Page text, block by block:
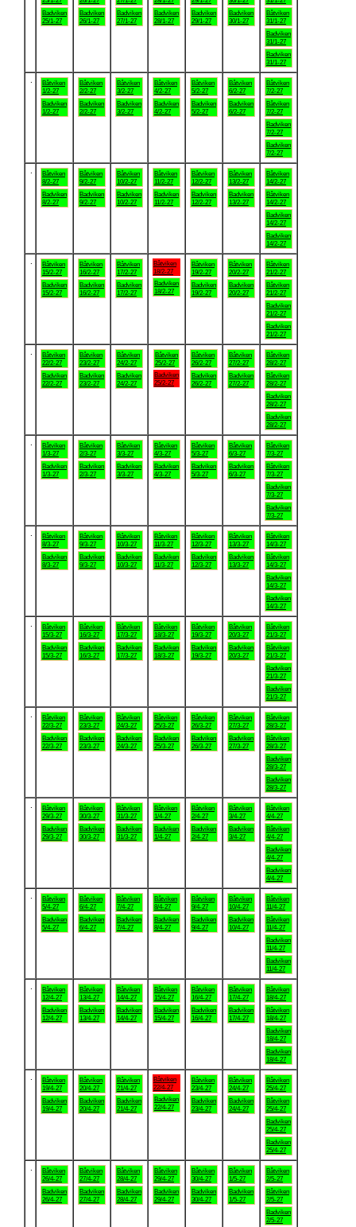
Badviken
25/1-27
Badviken
26/1-27
Badviken
27/1-27
Badviken
28/1-27
Badviken
29/1-27
Badviken
30/1-27
Båtviken
31/1-27
Badviken
31/1-27
Badviken
31/1-27
Båtviken
1/2-27
Badviken
1/2-27
Båtviken
2/2-27
Badviken
2/2-27
Båtviken
3/2-27
Badviken
3/2-27
Båtviken
4/2-27
Badviken
4/2-27
Båtviken
5/2-27
Badviken
5/2-27
Båtviken
6/2-27
Badviken
6/2-27
Båtviken
7/2-27
Båtviken
7/2-27
Badviken
7/2-27
Badviken
7/2-27
Båtviken
8/2-27
Badviken
8/2-27
Båtviken
9/2-27
Badviken
9/2-27
Båtviken
10/2-27
Badviken
10/2-27
Båtviken
11/2-27
Badviken
11/2-27
Båtviken
12/2-27
Badviken
12/2-27
Båtviken
13/2-27
Badviken
13/2-27
Båtviken
14/2-27
Båtviken
14/2-27
Badviken
14/2-27
Badviken
14/2-27
Båtviken
15/2-27
Badviken
15/2-27
Båtviken
16/2-27
Badviken
16/2-27
Båtviken
17/2-27
Badviken
17/2-27
Båtviken
18/2-27
Badviken
18/2-27
Båtviken
19/2-27
Badviken
19/2-27
Båtviken
20/2-27
Badviken
20/2-27
Båtviken
21/2-27
Båtviken
21/2-27
Badviken
21/2-27
Badviken
21/2-27
Båtviken
22/2-27
Badviken
22/2-27
Båtviken
23/2-27
Badviken
23/2-27
Båtviken
24/2-27
Badviken
24/2-27
Båtviken
25/2-27
Badviken
25/2-27
Båtviken
26/2-27
Badviken
26/2-27
Båtviken
27/2-27
Badviken
27/2-27
Båtviken
28/2-27
Båtviken
28/2-27
Badviken
28/2-27
Badviken
28/2-27
Båtviken
1/3-27
Badviken
1/3-27
Båtviken
2/3-27
Badviken
2/3-27
Båtviken
3/3-27
Badviken
3/3-27
Båtviken
4/3-27
Badviken
4/3-27
Båtviken
5/3-27
Badviken
5/3-27
Båtviken
6/3-27
Badviken
6/3-27
Båtviken
7/3-27
Båtviken
7/3-27
Badviken
7/3-27
Badviken
7/3-27
Båtviken
8/3-27
Badviken
8/3-27
Båtviken
9/3-27
Badviken
9/3-27
Båtviken
10/3-27
Badviken
10/3-27
Båtviken
11/3-27
Badviken
11/3-27
Båtviken
12/3-27
Badviken
12/3-27
Båtviken
13/3-27
Badviken
13/3-27
Båtviken
14/3-27
Båtviken
14/3-27
Badviken
14/3-27
Badviken
14/3-27
Båtviken
15/3-27
Badviken
15/3-27
Båtviken
16/3-27
Badviken
16/3-27
Båtviken
17/3-27
Badviken
17/3-27
Båtviken
18/3-27
Badviken
18/3-27
Båtviken
19/3-27
Badviken
19/3-27
Båtviken
20/3-27
Badviken
20/3-27
Båtviken
21/3-27
Båtviken
21/3-27
Badviken
21/3-27
Badviken
21/3-27
Båtviken
22/3-27
Badviken
22/3-27
Båtviken
23/3-27
Badviken
23/3-27
Båtviken
24/3-27
Badviken
24/3-27
Båtviken
25/3-27
Badviken
25/3-27
Båtviken
26/3-27
Badviken
26/3-27
Båtviken
27/3-27
Badviken
27/3-27
Båtviken
28/3-27
Båtviken
28/3-27
Badviken
28/3-27
Badviken
28/3-27
Båtviken
29/3-27
Badviken
29/3-27
Båtviken
30/3-27
Badviken
30/3-27
Båtviken
31/3-27
Badviken
31/3-27
Båtviken
1/4-27
Badviken
1/4-27
Båtviken
2/4-27
Badviken
2/4-27
Båtviken
3/4-27
Badviken
3/4-27
Båtviken
4/4-27
Båtviken
4/4-27
Badviken
4/4-27
Badviken
4/4-27
Båtviken
5/4-27
Badviken
5/4-27
Båtviken
6/4-27
Badviken
6/4-27
Båtviken
7/4-27
Badviken
7/4-27
Båtviken
8/4-27
Badviken
8/4-27
Båtviken
9/4-27
Badviken
9/4-27
Båtviken
10/4-27
Badviken
10/4-27
Båtviken
11/4-27
Båtviken
11/4-27
Badviken
11/4-27
Badviken
11/4-27
Båtviken
12/4-27
Badviken
12/4-27
Båtviken
13/4-27
Badviken
13/4-27
Båtviken
14/4-27
Badviken
14/4-27
Båtviken
15/4-27
Badviken
15/4-27
Båtviken
16/4-27
Badviken
16/4-27
Båtviken
17/4-27
Badviken
17/4-27
Båtviken
18/4-27
Båtviken
18/4-27
Badviken
18/4-27
Badviken
18/4-27
Båtviken
19/4-27
Badviken
19/4-27
Båtviken
20/4-27
Badviken
20/4-27
Båtviken
21/4-27
Badviken
21/4-27
Båtviken
22/4-27
Badviken
22/4-27
Båtviken
23/4-27
Badviken
23/4-27
Båtviken
24/4-27
Badviken
24/4-27
Båtviken
25/4-27
Båtviken
25/4-27
Badviken
25/4-27
Badviken
25/4-27
Båtviken
26/4-27
Badviken
26/4-27
Båtviken
27/4-27
Badviken
27/4-27
Båtviken
28/4-27
Badviken
28/4-27
Båtviken
29/4-27
Badviken
29/4-27
Båtviken
30/4-27
Badviken
30/4-27
Båtviken
1/5-27
Badviken
1/5-27
Båtviken
2/5-27
Båtviken
2/5-27
Badviken
2/5-27